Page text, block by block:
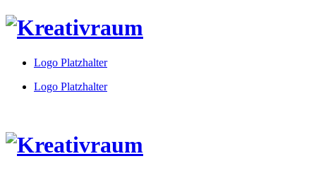
Logo Platzhalter
Logo Platzhalter